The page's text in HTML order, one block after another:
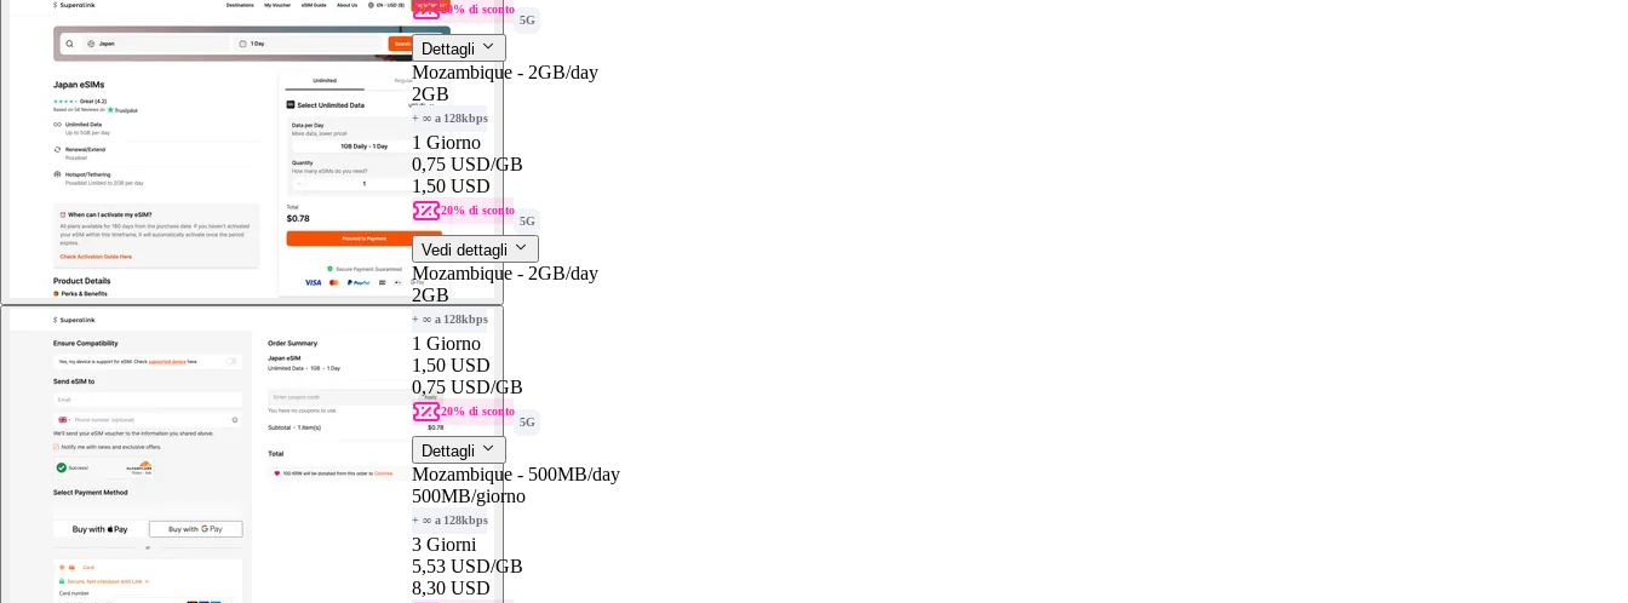
20% di sconto
5G
Dettagli
Mozambique - 2GB/day
2GB
+ ∞ a 128kbps
1 Giorno
0,75 USD/GB
1,50 USD
20% di sconto
5G
Vedi dettagli
Mozambique - 2GB/day
2GB
+ ∞ a 128kbps
1 Giorno
1,50 USD
0,75 USD/GB
20% di sconto
5G
Dettagli
Mozambique - 500MB/day
500MB/giorno
+ ∞ a 128kbps
3 Giorni
5,53 USD/GB
8,30 USD